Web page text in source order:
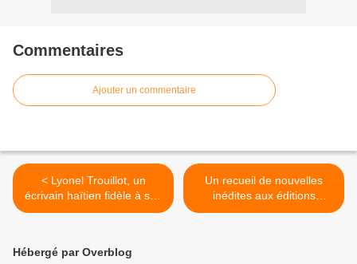
Commentaires
Ajouter un commentaire
< Lyonel Trouillot, un
écrivain haïtien fidèle à ses
convictions
Un recueil de nouvelles
inédites aux éditions
Jacques Flament >
Hébergé par Overblog